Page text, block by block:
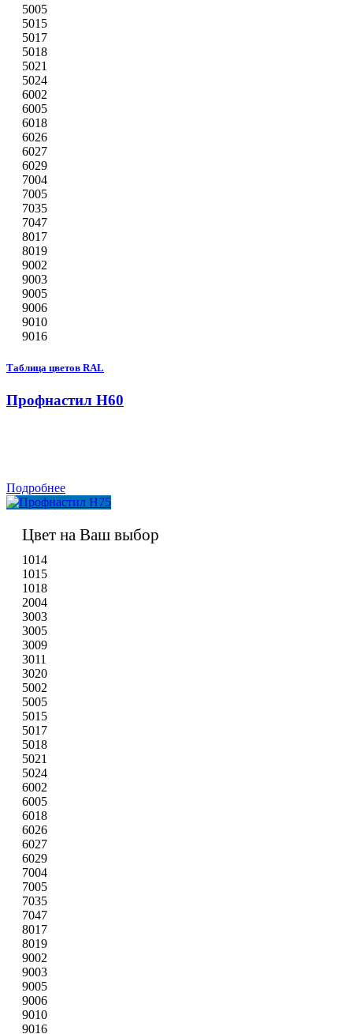
5005
5015
5017
5018
5021
5024
6002
6005
6018
6026
6027
6029
7004
7005
7035
7047
8017
8019
9002
9003
9005
9006
9010
9016
Таблица цветов RAL
Профнастил H60
Подробнее
Цвет на Ваш выбор
1014
1015
1018
2004
3003
3005
3009
3011
3020
5002
5005
5015
5017
5018
5021
5024
6002
6005
6018
6026
6027
6029
7004
7005
7035
7047
8017
8019
9002
9003
9005
9006
9010
9016